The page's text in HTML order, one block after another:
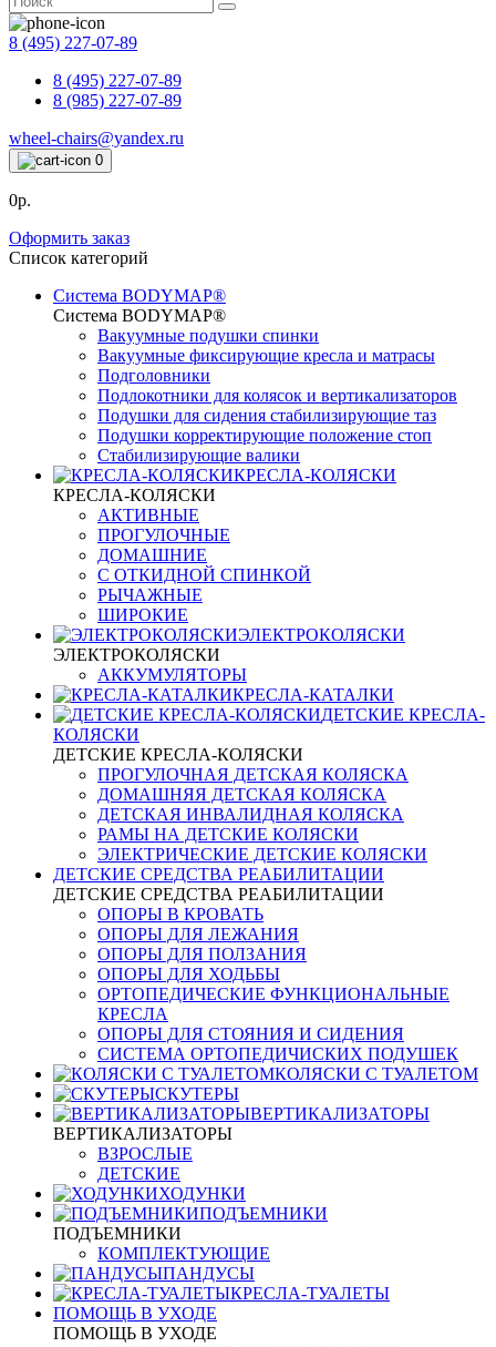
8 (495) 227-07-89
8 (495) 227-07-89
8 (985) 227-07-89
wheel-chairs@yandex.ru
0
0р.
Оформить заказ
Список категорий
Система BODYMAP®
Система BODYMAP®
Вакуумные подушки спинки
Вакуумные фиксирующие кресла и матрасы
Подголовники
Подлокотники для колясок и вертикализаторов
Подушки для сидения стабилизирующие таз
Подушки корректирующие положение стоп
Стабилизирующие валики
КРЕСЛА-КОЛЯСКИ
КРЕСЛА-КОЛЯСКИ
АКТИВНЫЕ
ПРОГУЛОЧНЫЕ
ДОМАШНИЕ
С ОТКИДНОЙ СПИНКОЙ
РЫЧАЖНЫЕ
ШИРОКИЕ
ЭЛЕКТРОКОЛЯСКИ
ЭЛЕКТРОКОЛЯСКИ
АККУМУЛЯТОРЫ
КРЕСЛА-КАТАЛКИ
ДЕТСКИЕ КРЕСЛА-
КОЛЯСКИ
ДЕТСКИЕ КРЕСЛА-КОЛЯСКИ
ПРОГУЛОЧНАЯ ДЕТСКАЯ КОЛЯСКА
ДОМАШНЯЯ ДЕТСКАЯ КОЛЯСКА
ДЕТСКАЯ ИНВАЛИДНАЯ КОЛЯСКА
РАМЫ НА ДЕТСКИЕ КОЛЯСКИ
ЭЛЕКТРИЧЕСКИЕ ДЕТСКИЕ КОЛЯСКИ
ДЕТСКИЕ СРЕДСТВА РЕАБИЛИТАЦИИ
ДЕТСКИЕ СРЕДСТВА РЕАБИЛИТАЦИИ
ОПОРЫ В КРОВАТЬ
ОПОРЫ ДЛЯ ЛЕЖАНИЯ
ОПОРЫ ДЛЯ ПОЛЗАНИЯ
ОПОРЫ ДЛЯ ХОДЬБЫ
ОРТОПЕДИЧЕСКИЕ ФУНКЦИОНАЛЬНЫЕ
КРЕСЛА
ОПОРЫ ДЛЯ СТОЯНИЯ И СИДЕНИЯ
СИСТЕМА ОРТОПЕДИЧИСКИХ ПОДУШЕК
КОЛЯСКИ С ТУАЛЕТОМ
СКУТЕРЫ
ВЕРТИКАЛИЗАТОРЫ
ВЕРТИКАЛИЗАТОРЫ
ВЗРОСЛЫЕ
ДЕТСКИЕ
ХОДУНКИ
ПОДЪЕМНИКИ
ПОДЪЕМНИКИ
КОМПЛЕКТУЮЩИЕ
ПАНДУСЫ
КРЕСЛА-ТУАЛЕТЫ
ПОМОЩЬ В УХОДЕ
ПОМОЩЬ В УХОДЕ